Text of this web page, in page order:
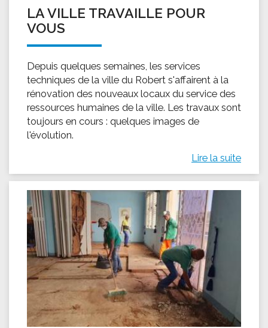
LA VILLE TRAVAILLE POUR
VOUS
Depuis quelques semaines, les services
techniques de la ville du Robert s'affairent à la
rénovation des nouveaux locaux du service des
ressources humaines de la ville. Les travaux sont
toujours en cours : quelques images de
l'évolution.
Lire la suite